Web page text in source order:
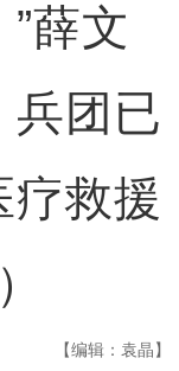
薛文
兵团已
疗救援
【编辑：袁晶】